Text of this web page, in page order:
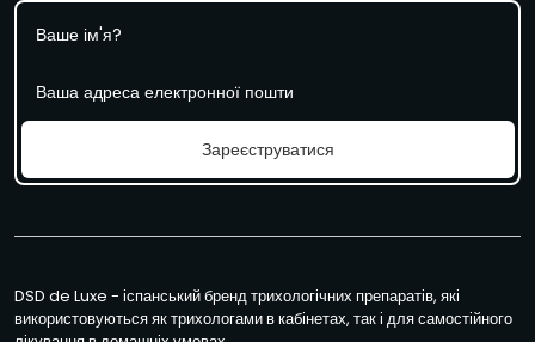
е
т
р
н
а
п
Зареєструватися
DSD de Luxe - іспанський бренд трихологічних препаратів, які
використовуються як трихологами в кабінетах, так і для самостійного